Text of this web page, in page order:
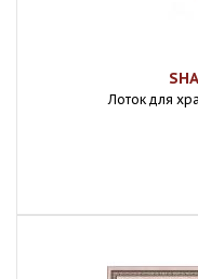
Лоток для